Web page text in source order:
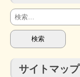
検
索:
サイトマップ